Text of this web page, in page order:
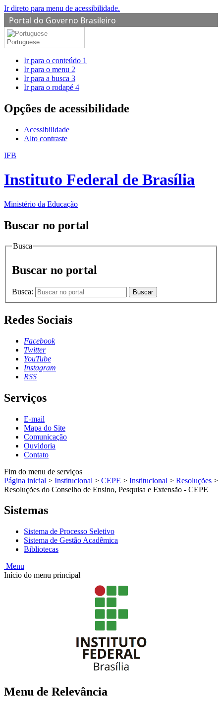
Ir direto para menu de acessibilidade.
Portal do Governo Brasileiro
Portuguese
Ir para o conteúdo 1
Ir para o menu 2
Ir para a busca 3
Ir para o rodapé 4
Opções de acessibilidade
Acessibilidade
Alto contraste
IFB
Instituto Federal de Brasília
Ministério da Educação
Buscar no portal
Busca
Buscar no portal
Busca: Buscar
Redes Sociais
Facebook
Twitter
YouTube
Instagram
RSS
Serviços
E-mail
Mapa do Site
Comunicação
Ouvidoria
Contato
Fim do menu de serviços
Página inicial > Institucional > CEPE > Institucional > Resoluções >
Resoluções do Conselho de Ensino, Pesquisa e Extensão - CEPE
Sistemas
Sistema de Processo Seletivo
Sistema de Gestão Acadêmica
Bibliotecas
Menu
Início do menu principal
Menu de Relevância